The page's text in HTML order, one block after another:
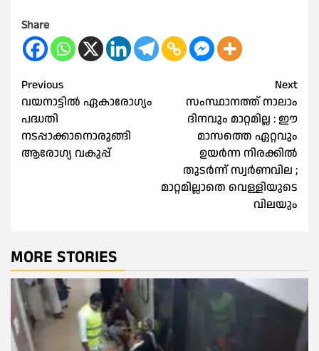
Share
Post
navigation
Previous
വയനാട്ടിൽ ഏകാരോഗ്യം
പദ്ധതി
നടപ്പാക്കാനൊരുങ്ങി
ആരോഗ്യ വകുപ്പ്
Next
സംസ്ഥാനത്ത് നാലാം
ദിനവും മാറ്റമില്ല : ഈ
മാസത്തെ ഏറ്റവും
ഉയർന്ന നിരക്കിൽ
തുടർന്ന് സ്വർണവില ;
മാറ്റമില്ലാതെ വെള്ളിയുടെ
വിലയും
MORE STORIES